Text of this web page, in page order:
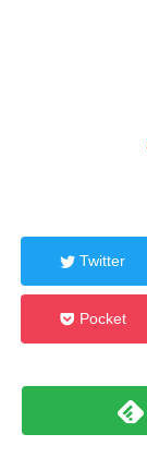
Twitter
Pocket